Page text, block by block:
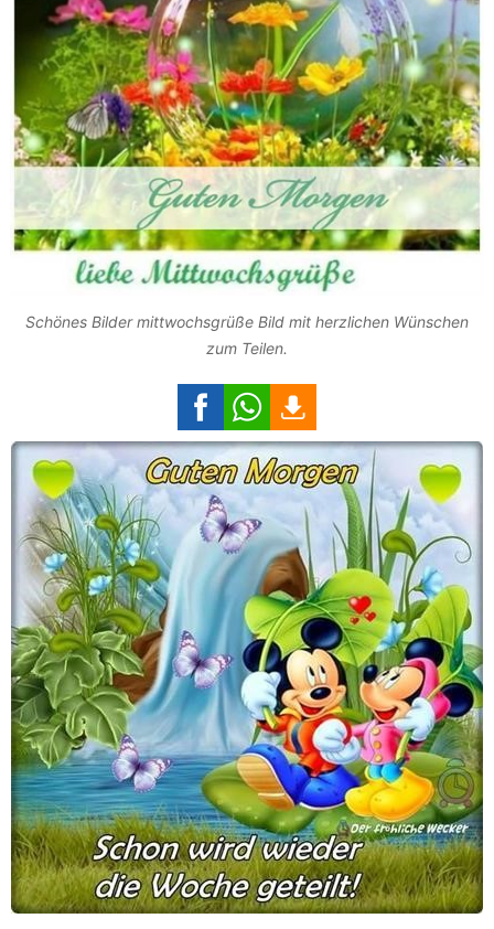
Schönes Bilder mittwochsgrüße Bild mit herzlichen Wünschen
zum Teilen.